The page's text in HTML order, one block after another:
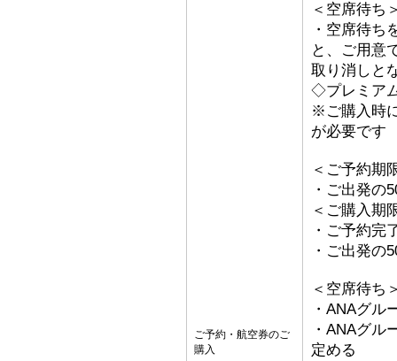
ご予約・航空券のご
購入
＜空席待ち
・空席待ち
と、ご用意
取り消しと
◇プレミア
※ご購入時
が必要です
＜ご予約期
・ご出発の
＜ご購入期
・ご予約完
・ご出発の
＜空席待ち
・ANAグル
・ANAグル
定める